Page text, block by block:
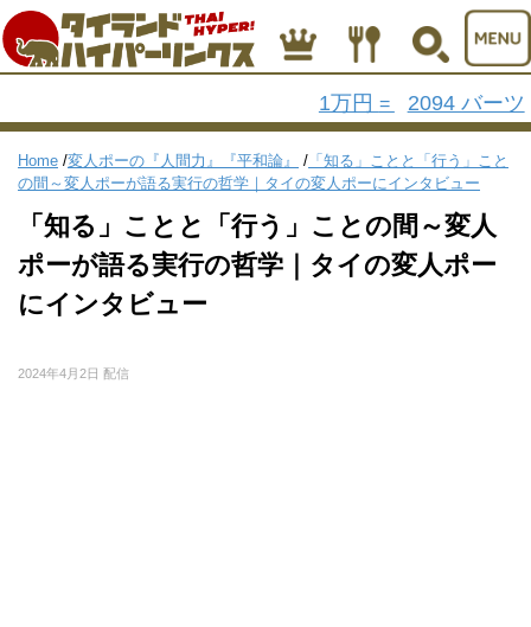
1万円 = 2094 バーツ
Home /変人ポーの『人間力』『平和論』 / 「知る」ことと「行う」こと
の間～変人ポーが語る実行の哲学｜タイの変人ポーにインタビュー
「知る」ことと「行う」ことの間～変人
ポーが語る実行の哲学｜タイの変人ポー
にインタビュー
2024年4月2日 配信